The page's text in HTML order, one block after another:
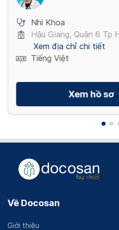
Nhi Khoa
Hậu Giang, Quận 6 Tp
Xem địa chỉ chi tiết
Tiếng Việt
Xem hồ sơ
Về Docosan
Giới thiệu